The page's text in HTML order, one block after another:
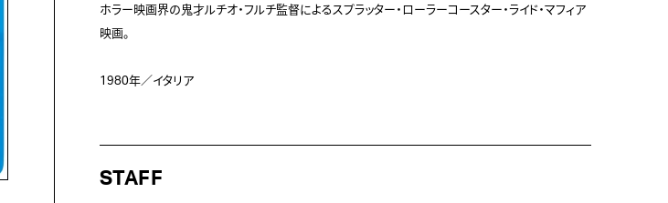
ホラー映画界の鬼才ルチオ・フルチ監督によるスプラッター・ローラーコースター・ライド・マフィア
映画。
1980年／イタリア
STAFF